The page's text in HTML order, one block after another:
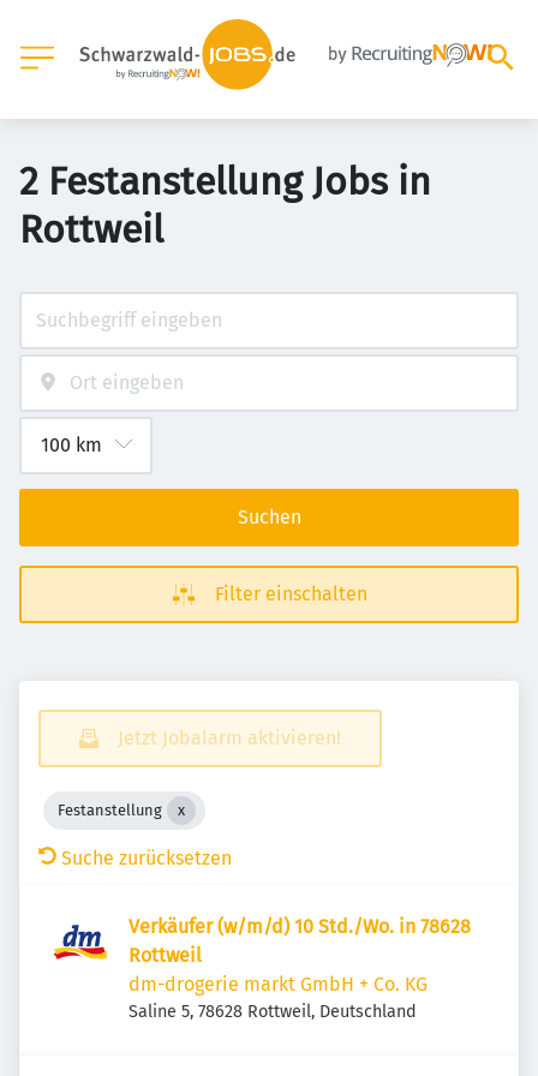
2 Festanstellung Jobs in
Rottweil
Suchen
Filter einschalten
Jetzt Jobalarm aktivieren!
Festanstellung
Suche zurücksetzen
Verkäufer (w/m/d) 10 Std./Wo. in 78628
Rottweil
dm-drogerie markt GmbH + Co. KG
Saline 5, 78628 Rottweil, Deutschland